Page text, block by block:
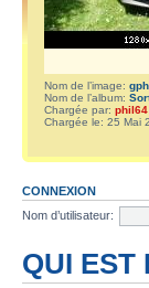
Nom de l’image:
Nom de l’album:
Chargée par: phil64
Chargée le: 25 Mai
CONNEXION
Nom d’utilisateur:
QUI EST